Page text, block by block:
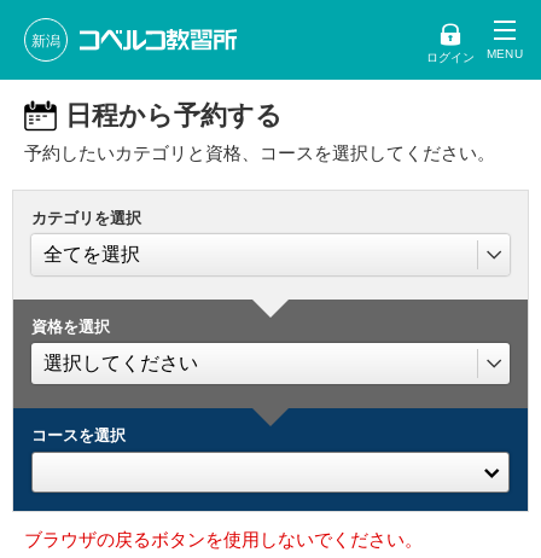
新潟
ログイン
日程から予約する
予約したいカテゴリと資格、コースを選択してください。
カテゴリを選択
資格を選択
コースを選択
ブラウザの戻るボタンを使用しないでください。